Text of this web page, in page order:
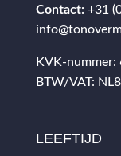
Contact: +31
KVK-nummer:
BTW/VAT:
LEEFTIJD